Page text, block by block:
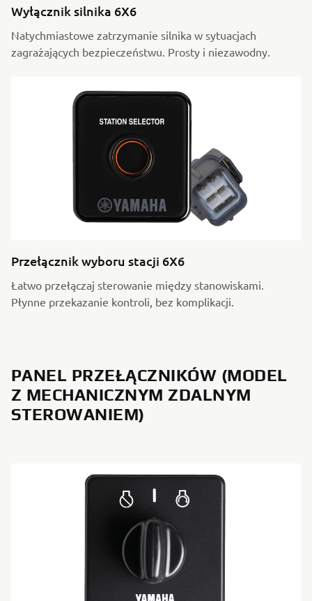
Wyłącznik silnika 6X6
Natychmiastowe zatrzymanie silnika w sytuacjach
zagrażających bezpieczeństwu. Prosty i niezawodny.
Przełącznik wyboru stacji 6X6
Łatwo przełączaj sterowanie między stanowiskami.
Płynne przekazanie kontroli, bez komplikacji.
PANEL PRZEŁĄCZNIKÓW (MODEL
Z MECHANICZNYM ZDALNYM
STEROWANIEM)